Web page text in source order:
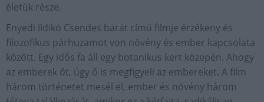
életük része.
Enyedi Ildikó Csendes barát című filmje érzékeny és
filozofikus párhuzamot von növény és ember kapcsolata
között. Egy idős fa áll egy botanikus kert közepén. Ahogy
az emberek őt, úgy ő is megfigyeli az embereket. A film
három történetet mesél el, ember és növény három